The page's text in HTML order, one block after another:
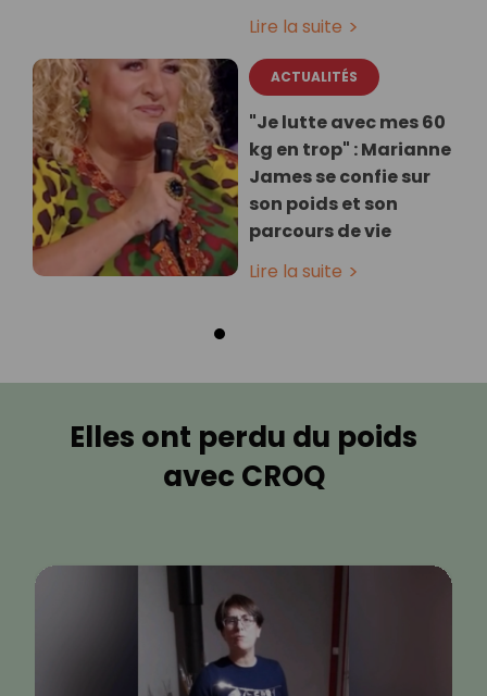
Lire la suite
ACTUALITÉS
"Je lutte avec mes 60
kg en trop" : Marianne
James se confie sur
son poids et son
parcours de vie
Lire la suite
Elles ont perdu du poids
avec CROQ